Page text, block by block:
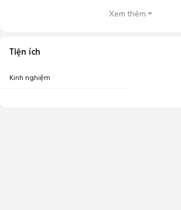
Xem thêm
Tiện ích
Kinh nghiệm